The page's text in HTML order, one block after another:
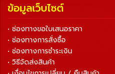
ข้อมูลเว็บไซต์
• ช่องทางขอใบเสนอราคา
• ช่องทางการสั่งซื้อ
• ช่องทางการชำระเงิน
• วิธีจัดส่งสินค้า